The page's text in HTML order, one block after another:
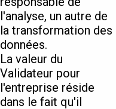
l'analyse, un autre de
la transformation des
données.
La valeur du
Validateur pour
l'entreprise réside
dans le fait qu'il